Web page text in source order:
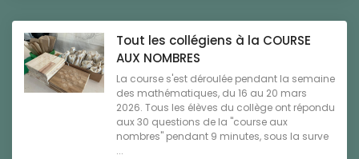
Tout les collégiens à la COURSE
AUX NOMBRES
La course s'est déroulée pendant la semaine
des mathématiques, du 16 au 20 mars
2026. Tous les élèves du collège ont répondu
aux 30 questions de la "course aux
nombres" pendant 9 minutes, sous la surve
...